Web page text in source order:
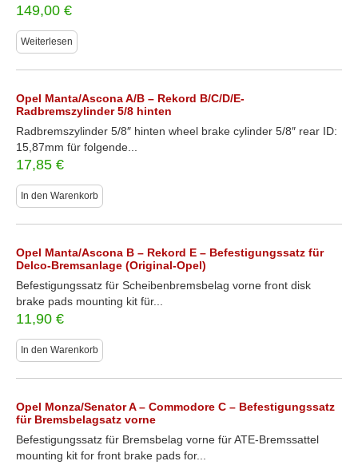
149,00 €
Weiterlesen
Opel Manta/Ascona A/B – Rekord B/C/D/E-
Radbremszylinder 5/8 hinten
Radbremszylinder 5/8″ hinten wheel brake cylinder 5/8″ rear ID:
15,87mm für folgende...
17,85 €
In den Warenkorb
Opel Manta/Ascona B – Rekord E – Befestigungssatz für
Delco-Bremsanlage (Original-Opel)
Befestigungssatz für Scheibenbremsbelag vorne front disk
brake pads mounting kit für...
11,90 €
In den Warenkorb
Opel Monza/Senator A – Commodore C – Befestigungssatz
für Bremsbelagsatz vorne
Befestigungssatz für Bremsbelag vorne für ATE-Bremssattel
mounting kit for front brake pads for...